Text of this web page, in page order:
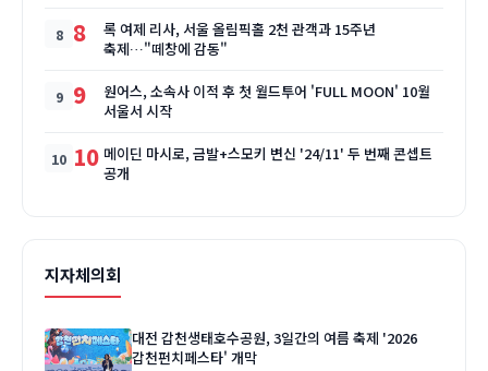
8
록 여제 리사, 서울 올림픽홀 2천 관객과 15주년
축제…"떼창에 감동"
9
원어스, 소속사 이적 후 첫 월드투어 'FULL MOON' 10월
서울서 시작
10 메이딘 마시로, 금발+스모키 변신 '24/11' 두 번째 콘셉트
공개
지자체의회
대전 갑천생태호수공원, 3일간의 여름 축제 '2026
갑천펀치페스타' 개막